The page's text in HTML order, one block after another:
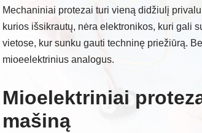
Mechaniniai protezai turi vieną didžiulį
kurios išsikrautų, nėra elektronikos, kuri gali
vietose, kur sunku gauti techninę priežiūrą.
mioeelektrinius analogus.
Mioelektriniai
mašiną